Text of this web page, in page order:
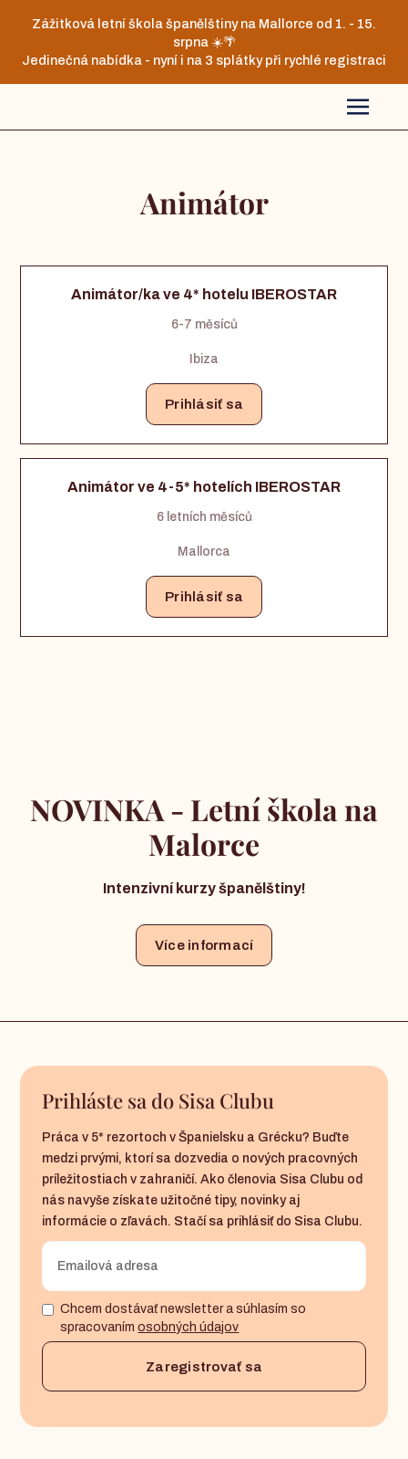
Zážitková letní škola španělštiny na Mallorce od 1. - 15.
srpna ☀️🌴
Jedinečná nabídka - nyní i na 3 splátky při rychlé registraci
Animátor
Animátor/ka ve 4* hotelu IBEROSTAR
6-7 měsíců
Ibiza
Prihlásiť sa
Animátor ve 4-5* hotelích IBEROSTAR
6 letních měsíců
Mallorca
Prihlásiť sa
NOVINKA - Letní škola na
Malorce
Intenzivní kurzy španělštiny!
Více informací
Prihláste sa do Sisa Clubu
Práca v 5* rezortoch v Španielsku a Grécku? Buďte
medzi prvými, ktorí sa dozvedia o nových pracovných
príležitostiach v zahraničí. Ako členovia Sisa Clubu od
nás navyše získate užitočné tipy, novinky aj
informácie o zľavách. Stačí sa prihlásiť do Sisa Clubu.
Chcem dostávať newsletter a súhlasím so
spracovanímosobných údajov